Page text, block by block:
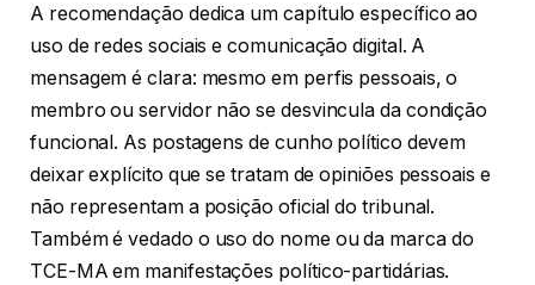
A recomendação dedica um capítulo específico ao
uso de redes sociais e comunicação digital. A
mensagem é clara: mesmo em perfis pessoais, o
membro ou servidor não se desvincula da condição
funcional. As postagens de cunho político devem
deixar explícito que se tratam de opiniões pessoais e
não representam a posição oficial do tribunal.
Também é vedado o uso do nome ou da marca do
TCE-MA em manifestações político-partidárias.